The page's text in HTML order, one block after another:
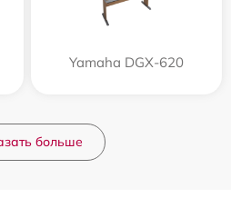
Yamaha DGX-620
больше